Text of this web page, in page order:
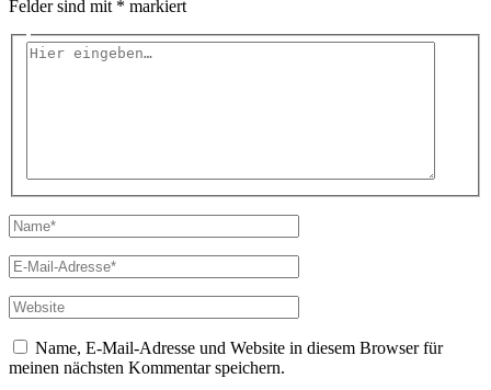
Felder sind mit * markiert
Hier
Name*
E-
Mail-
Adresse*
Website
Name, E-Mail-Adresse und Website in diesem Browser für
meinen nächsten Kommentar speichern.